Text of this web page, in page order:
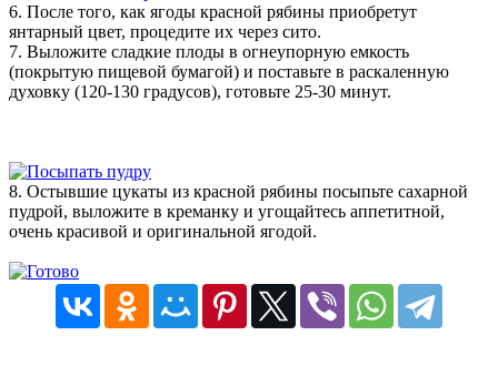
6. После того, как ягоды красной рябины приобретут
янтарный цвет, процедите их через сито.
7. Выложите сладкие плоды в огнеупорную емкость
(покрытую пищевой бумагой) и поставьте в раскаленную
духовку (120-130 градусов), готовьте 25-30 минут.
8. Остывшие цукаты из красной рябины посыпьте сахарной
пудрой, выложите в креманку и угощайтесь аппетитной,
очень красивой и оригинальной ягодой.